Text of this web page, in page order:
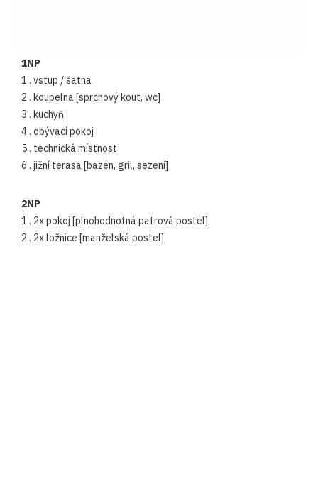
1NP
1 . vstup / šatna
2 . koupelna [sprchový kout, wc]
3 . kuchyň
4 . obývací pokoj
5 . technická místnost
6 . jižní terasa [bazén, gril, sezení]
2NP
1 . 2x pokoj [plnohodnotná patrová postel]
2 . 2x ložnice [manželská postel]